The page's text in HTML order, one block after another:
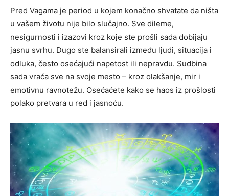
Pred Vagama je period u kojem konačno shvatate da ništa
u vašem životu nije bilo slučajno. Sve dileme,
nesigurnosti i izazovi kroz koje ste prošli sada dobijaju
jasnu svrhu. Dugo ste balansirali između ljudi, situacija i
odluka, često osećajući napetost ili nepravdu. Sudbina
sada vraća sve na svoje mesto – kroz olakšanje, mir i
emotivnu ravnotežu. Osećaćete kako se haos iz prošlosti
polako pretvara u red i jasnoću.